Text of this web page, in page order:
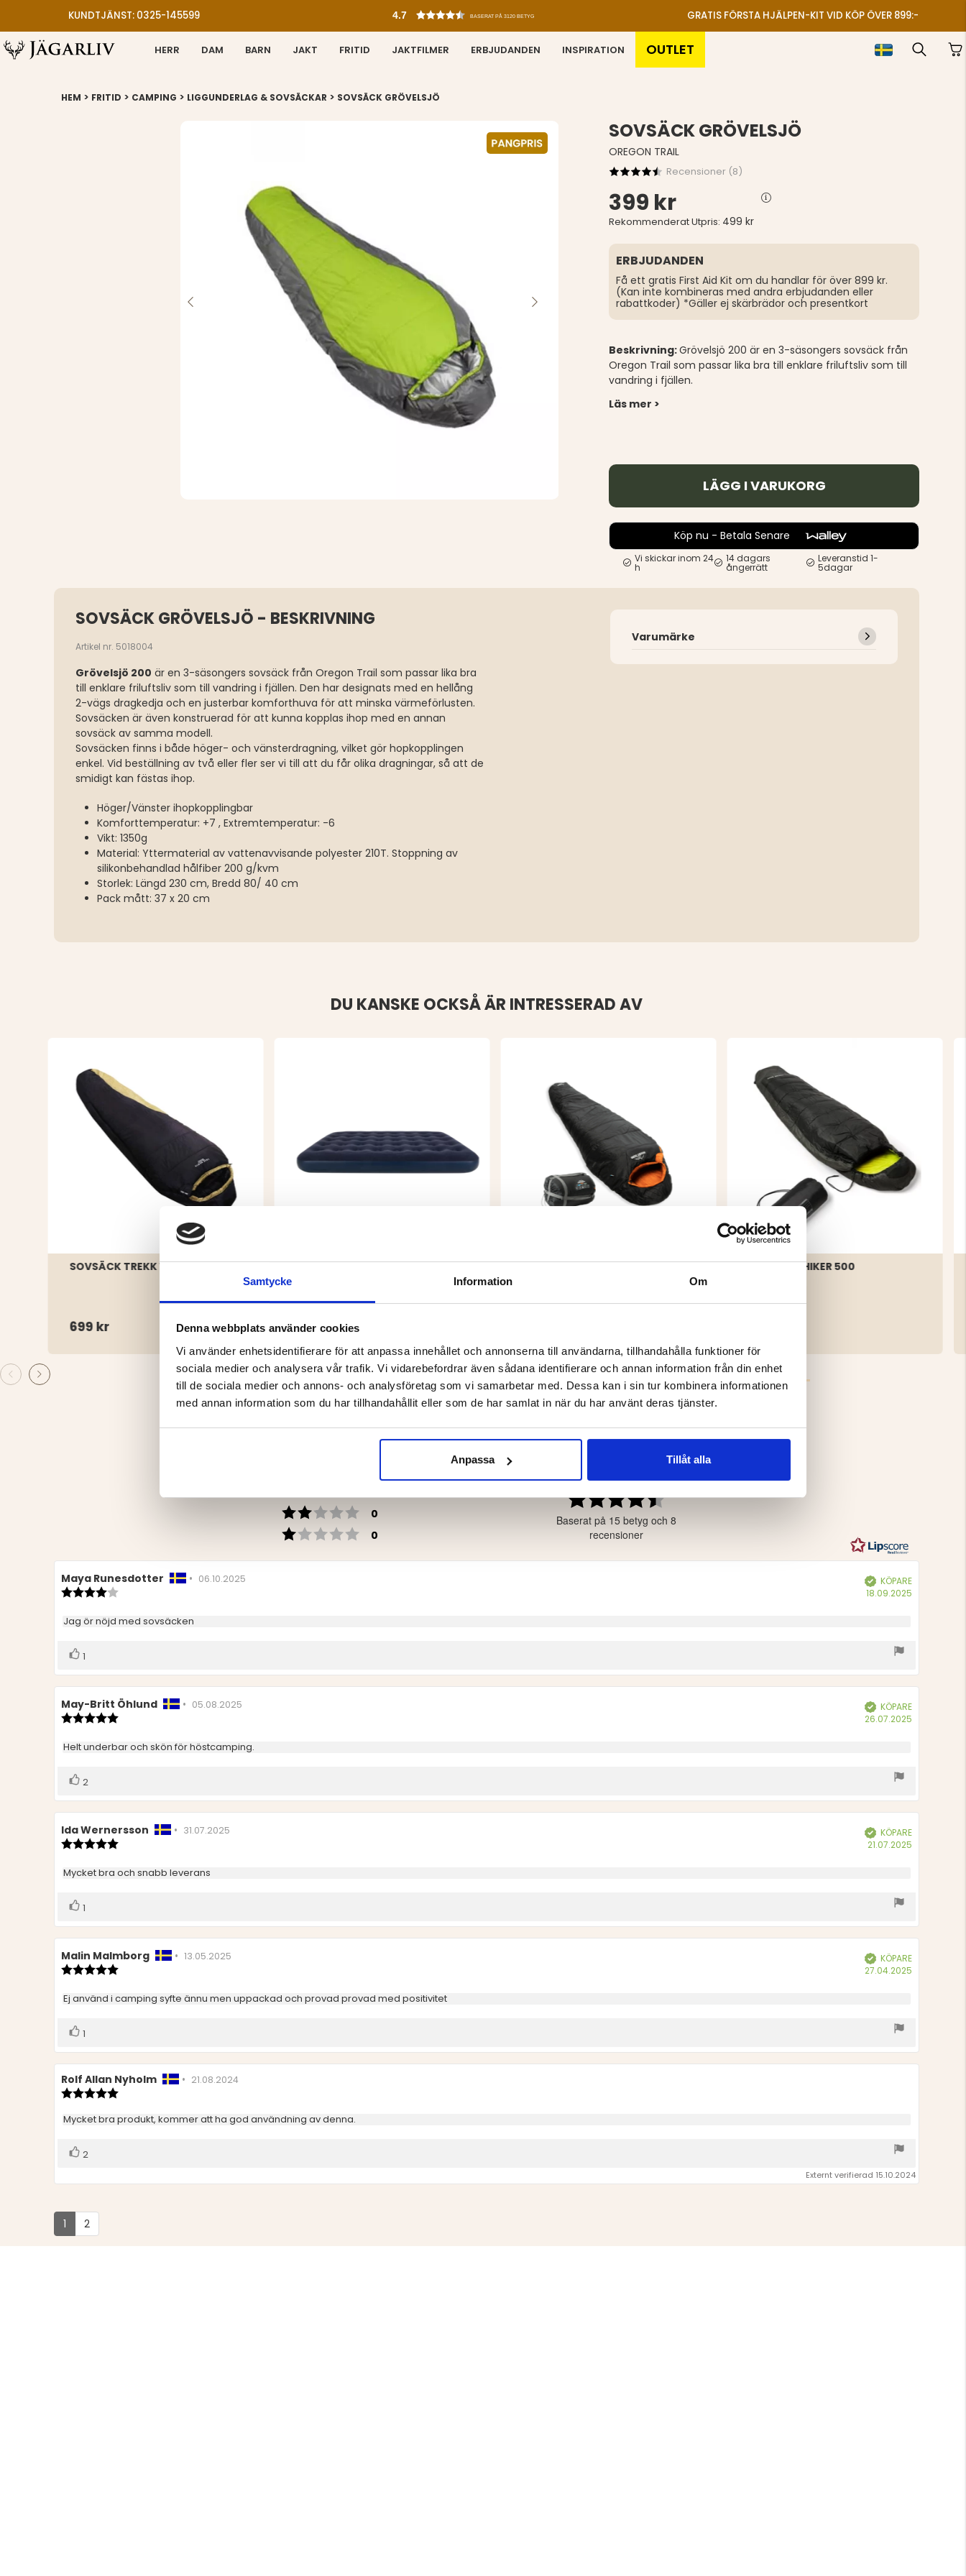
Samtycke Information Om
Denna webbplats använder cookies
Vi använder enhetsidentifierare för att anpassa innehållet och annonserna till användarna, tillhandahålla funktioner för
sociala medier och analysera vår trafik. Vi vidarebefordrar även sådana identifierare och annan information från din enhet
till de sociala medier och annons- och analysföretag som vi samarbetar med. Dessa kan i sin tur kombinera informationen
med annan information som du har tillhandahållit eller som de har samlat in när du har använt deras tjänster.
Anpassa Tillåt alla
KUNDTJÄNST: 0325-145599 4.7 BASERAT PÅ 3120 BETYG GRATIS FÖRSTA HJÄLPEN-KIT VID KÖP ÖVER 899:-
HERR DAM BARN JAKT FRITID JAKTFILMER ERBJUDANDEN INSPIRATION OUTLET
HEM > FRITID > CAMPING > LIGGUNDERLAG & SOVSÄCKAR > SOVSÄCK GRÖVELSJÖ
SOVSÄCK GRÖVELSJÖ
OREGON TRAIL
Recensioner (8)
399 kr
Rekommenderat Utpris: 499 kr
ERBJUDANDEN
Få ett gratis First Aid Kit om du handlar för över 899 kr.
(Kan inte kombineras med andra erbjudanden eller
rabattkoder) *Gäller ej skärbrädor och presentkort
Beskrivning:Grövelsjö 200 är en 3-säsongers sovsäck från
Oregon Trail som passar lika bra till enklare friluftsliv som till
vandring i fjällen.
Läs mer >
LÄGG I VARUKORG
Köp nu - Betala Senare
Vi skickar inom 24
h
14 dagars
ångerrätt
Leveranstid 1-
5dagar
SOVSÄCK GRÖVELSJÖ - BESKRIVNING
Artikel nr. 5018004
Grövelsjö 200 är en 3-säsongers sovsäck från Oregon Trail som passar lika bra
till enklare friluftsliv som till vandring i fjällen. Den har designats med en hellång
2-vägs dragkedja och en justerbar komforthuva för att minska värmeförlusten.
Sovsäcken är även konstruerad för att kunna kopplas ihop med en annan
sovsäck av samma modell.
Sovsäcken finns i både höger- och vänsterdragning, vilket gör hopkopplingen
enkel. Vid beställning av två eller fler ser vi till att du får olika dragningar, så att de
smidigt kan fästas ihop.
Höger/Vänster ihopkopplingbar
Komforttemperatur: +7 , Extremtemperatur: -6
Vikt: 1350g
Material: Yttermaterial av vattenavvisande polyester 210T. Stoppning av
silikonbehandlad hålfiber 200 g/kvm
Storlek: Längd 230 cm, Bredd 80/ 40 cm
Pack mått: 37 x 20 cm
Varumärke
DU KANSKE OCKSÅ ÄR INTRESSERAD AV
SOVSÄCK TREKK 1200 EXTREME
699 kr
LUFTMADRASS DUBBEL
499 kr
SOVSÄCK EXPLORER 2000 SOVSÄCK HIKER 500
Betyg: 5 utav 5 stjärnor
Betyg: 4 utav 5 stjärnor
Betyg: 2 utav 5 stjärnor
0
Betyg: 1 utav 5 stjärnor
0
4.5 Betyg:
utav
Baserat på 15 betyg och 8
recensioner
Recensionsförfattare:
Maya Runesdotter • Recensionsdatum:
06.10.2025
utav
5
Bekräftad
KÖPARE
18.09.2025
Recensionstext:
Jag ör nöjd med sovsäcken
Rösta
1
Recensionsförfattare:
May-Britt Öhlund • Recensionsdatum:
05.08.2025
5
Bekräftad
KÖPARE
26.07.2025
Recensionstext:
Helt underbar och skön för höstcamping.
Rösta
2
Recensionsförfattare:
Ida Wernersson • Recensionsdatum:
31.07.2025
utav
5
Bekräftad
KÖPARE
21.07.2025
Recensionstext:
Mycket bra och snabb leverans
Rösta
1
Recensionsförfattare:
Malin Malmborg • Recensionsdatum:
13.05.2025
5
Bekräftad
KÖPARE
27.04.2025
Recensionstext:
Ej använd i camping syfte ännu men uppackad och provad provad med positivitet
Rösta
1
Recensionsförfattare:
Rolf Allan Nyholm • Recensionsdatum:
21.08.2024
utav
5
Recensionstext:
Mycket bra produkt, kommer att ha god användning av denna.
Rösta
2
Externt verifierad 15.10.2024
1 2